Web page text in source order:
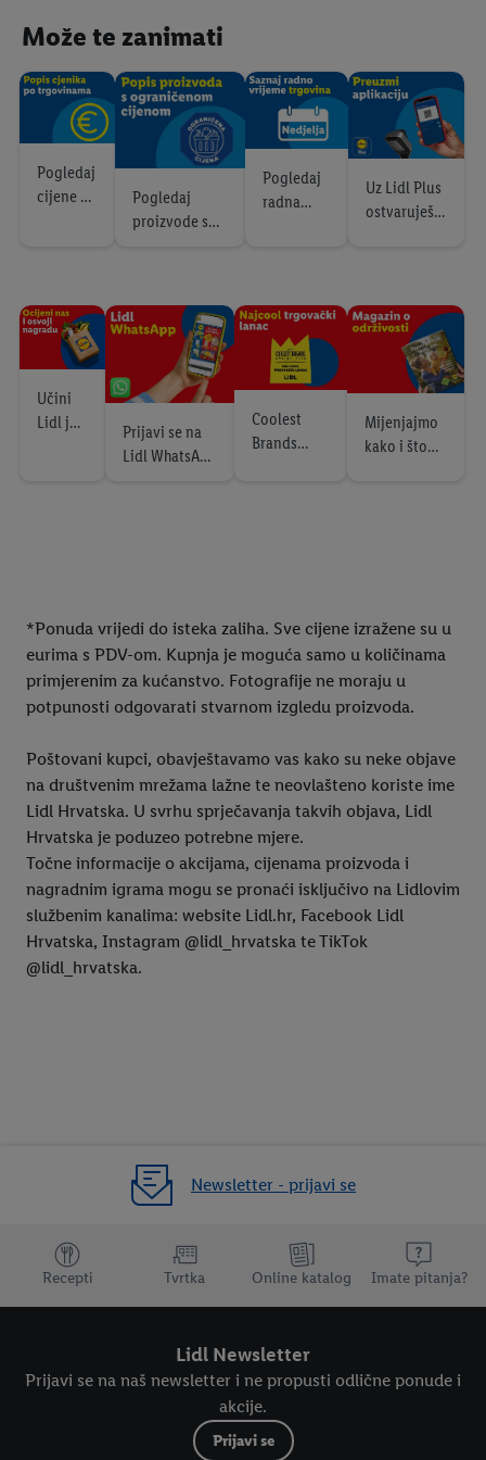
Od ponedjeljka 3.8.
Uživaj u okusima
Azije
Od ponedjeljka, 3.8.
XXL
Od ponedjeljka, 3.8.
ponedjeljka
Može te zanimati
Pogledaj
cijene po
Pogledaj
proizvode s
Pogledaj
radna
Uz Lidl Plus
ostvaruješ
Učini
Lidl još
Prijavi se na
Lidl WhatsApp
Coolest
Brands
Mijenjajmo
kako i što
*Ponuda vrijedi do isteka zaliha. Sve cijene izražene su u
eurima s PDV-om. Kupnja je moguća samo u količinama
primjerenim za kućanstvo. Fotografije ne moraju u
potpunosti odgovarati stvarnom izgledu proizvoda.
Poštovani kupci, obavještavamo vas kako su neke objave
na društvenim mrežama lažne te neovlašteno koriste ime
Lidl Hrvatska. U svrhu sprječavanja takvih objava, Lidl
Hrvatska je poduzeo potrebne mjere.
Točne informacije o akcijama, cijenama proizvoda i
nagradnim igrama mogu se pronaći isključivo na Lidlovim
službenim kanalima: website Lidl.hr, Facebook Lidl
Hrvatska, Instagram @lidl_hrvatska te TikTok
@lidl_hrvatska.
Newsletter - prijavi se
Dodatne teme
Recepti Tvrtka Online katalog Imate pitanja?
Lidl Newsletter
Prijavi se na naš newsletter i ne propusti odlične ponude i
akcije.
Prijavi se